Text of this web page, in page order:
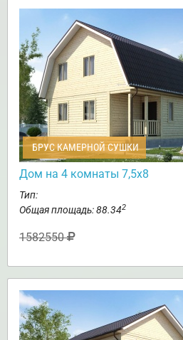
БРУС КАМЕРНОЙ СУШКИ
Дом на 4 комнаты 7,5х8
Тип:
Общая площадь: 88.342
1582550